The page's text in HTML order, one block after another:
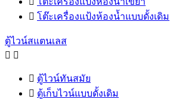
 โต๊ะเครื่องแป้งห้องน้ำแบบดั้งเดิม
ตู้ไวน์สแตนเลส
 
 ตู้ไวน์ทันสมัย
 ตู้เก็บไวน์แบบดั้งเดิม